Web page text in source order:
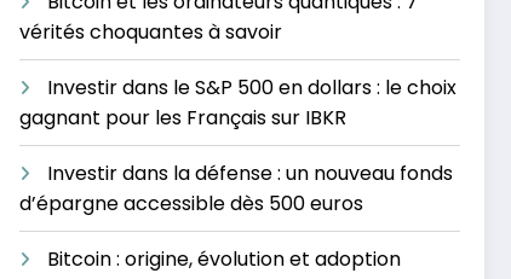
vérités choquantes à savoir
Investir dans le S&P 500 en dollars : le choix
gagnant pour les Français sur IBKR
Investir dans la défense : un nouveau fonds
d’épargne accessible dès 500 euros
Bitcoin : origine, évolution et adoption